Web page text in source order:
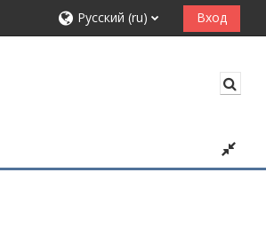
Русский ‎(ru)‎ Вход